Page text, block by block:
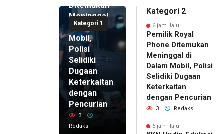
Kategori 1
Ditemukan
Meninggal
di Dalam
Mobil,
Polisi
Selidiki
Dugaan
Keterkaitan
dengan
Pencurian
3
Redaksi
Kategori 2
6 jam lalu
Pemilik Royal
Phone Ditemukan
Meninggal di
Dalam Mobil, Polisi
Selidiki Dugaan
Keterkaitan
dengan Pencurian
3 Redaksi
6 jam lalu